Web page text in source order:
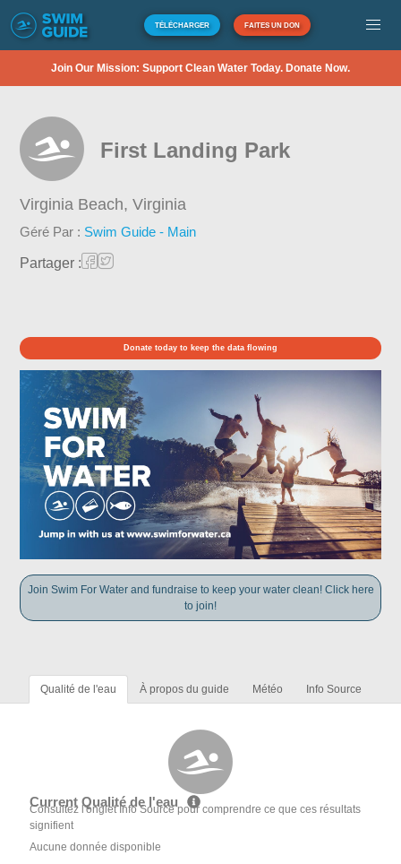
TÉLÉCHARGER FAITES UN DON
Join Our Mission: Support Clean Water Today. Donate Now.
First Landing Park
Virginia Beach,Virginia
Géré Par : Swim Guide - Main
Partager :
Donate today to keep the data flowing
Join Swim For Water and fundraise to keep your water clean! Click here
to join!
Qualité de l'eau À propos du guide Météo Info Source
Current Qualité de l'eau
Consultez l'onglet Info Source pour comprendre ce que ces résultats
signifient
Aucune donnée disponible